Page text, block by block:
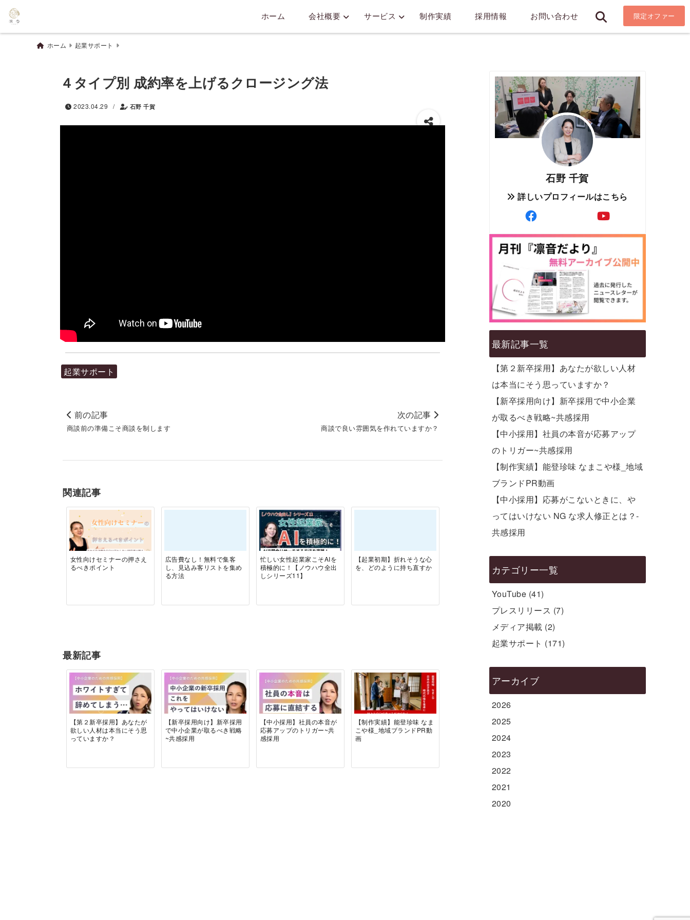
ホーム 会社概要 サービス 制作実績 採用情報 お問い合わせ 限定オファー
ホーム 起業サポート
４タイプ別 成約率を上げるクロージング法
2023.04.29 / 石野 千賀
起業サポート
前の記事
商談前の準備こそ商談を制します
次の記事
商談で良い雰囲気を作れていますか？
関連記事
女性向けセミナーの押さえ
るべきポイント
広告費なし！無料で集客
し、見込み客リストを集め
る方法
忙しい女性起業家こそAIを
積極的に！【ノウハウ全出
しシリーズ11】
【起業初期】折れそうな心
を、どのように持ち直すか
最新記事
【第２新卒採用】あなたが
欲しい人材は本当にそう思
っていますか？
【新卒採用向け】新卒採用
で中小企業が取るべき戦略
~共感採用
【中小採用】社員の本音が
応募アップのトリガー~共
感採用
【制作実績】能登珍味 なま
こや様_地域ブランドPR動
画
石野 千賀
詳しいプロフィールはこちら
最新記事一覧
【第２新卒採用】あなたが欲しい人材
は本当にそう思っていますか？
【新卒採用向け】新卒採用で中小企業
が取るべき戦略~共感採用
【中小採用】社員の本音が応募アップ
のトリガー~共感採用
【制作実績】能登珍味 なまこや様_地域
ブランドPR動画
【中小採用】応募がこないときに、や
ってはいけない NG な求人修正とは？-
共感採用
カテゴリー一覧
YouTube (41)
プレスリリース (7)
メディア掲載 (2)
起業サポート (171)
アーカイブ
2026
2025
2024
2023
2022
2021
2020